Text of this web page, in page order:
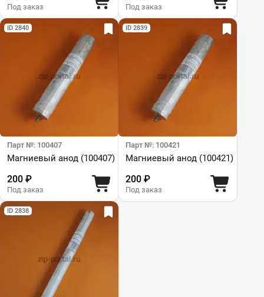
Под заказ Под заказ
ID 2840
Парт №: 100407
Магниевый анод (100407)
200 ₽
Под заказ
ID 2839
Парт №: 100421
Магниевый анод (100421)
200 ₽
Под заказ
ID 2838